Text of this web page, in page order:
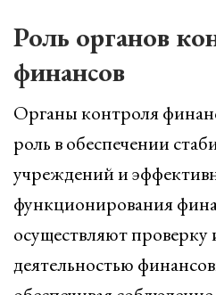
Роль органов
финансов
Органы контроля
роль в обеспечении
учреждений и
функционирования
осуществляют проверку
деятельностью